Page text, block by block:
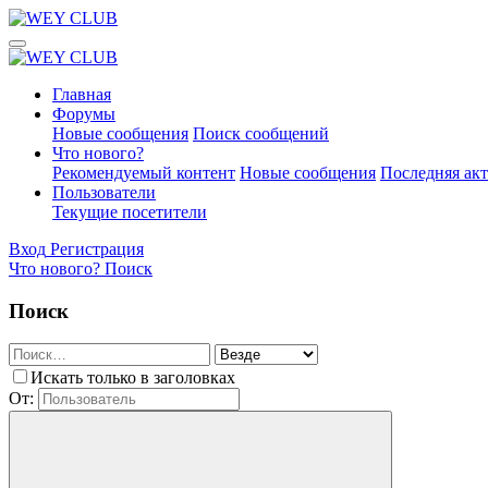
Главная
Форумы
Новые сообщения Поиск сообщений
Что нового?
Рекомендуемый контент Новые сообщения Последняя
Пользователи
Текущие посетители
Вход Регистрация
Что нового? Поиск
Поиск
Искать только в заголовках
От: